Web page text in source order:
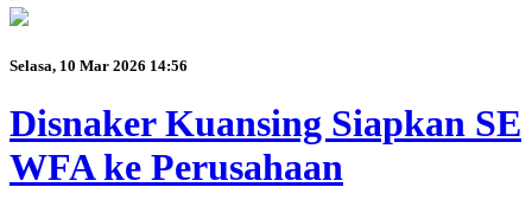
Selasa, 10 Mar 2026 14:56
Disnaker Kuansing Siapkan SE
WFA ke Perusahaan